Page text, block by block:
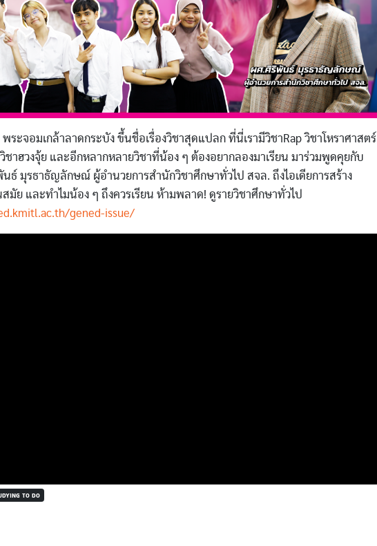
จอมเกล้าลาดกระบัง ขึ้นชื่อเรื่องวิชาสุดแปลก ที่นี่เรามีวิชาRap วิชาโหราศาสตร์
ชาฮวงจุ้ย และอีกหลากหลายวิชาที่น้อง ๆ ต้องอยากลองมาเรียน มาร่วมพูดคุยกับ
ธ์ มุรธาธัญลักษณ์ ผู้อำนวยการสำนักวิชาศึกษาทั่วไป สจล. ถึงไอเดียการสร้าง
มัย และทำไมน้อง ๆ ถึงควรเรียน ห้ามพลาด! ดูรายวิชาศึกษาทั่วไป
gened-issue/
TO DO